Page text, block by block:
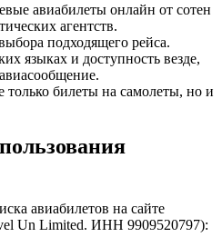
авиабилеты онлайн от сотен
агентств.
подходящего рейса.
языках и доступность везде,
только билеты на самолеты, но и
авиабилетов на сайте
Un Limited. ИНН 9909520797):